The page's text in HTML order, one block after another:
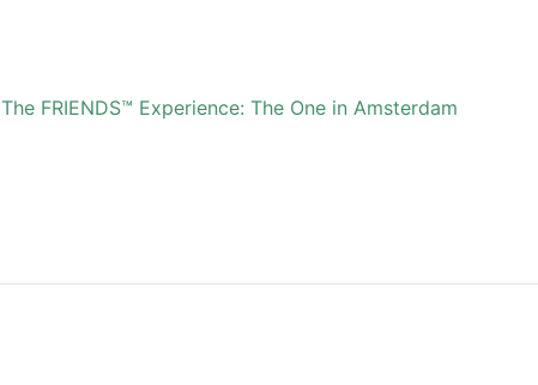
The FRIENDS™ Experience: The One in Amsterdam